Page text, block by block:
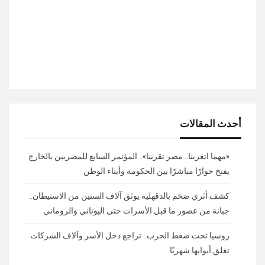
أحدث المقالات
«مهما اتغربنا.. مصر تقربنا».. المؤتمر السابع للمصريين بالخارج
يفتح حوارًا مباشرًا بين الحكومة وأبناء الوطن
كشف أثري ضخم بالدقهلية يوثق آلاف السنين من الاستيطان..
جبانة من عصور ما قبل الأسرات حتى اليوناني والروماني
روسيا تحت ضغط الحرب.. تراجع دخل الأسر وآلاف الشركات
تغلق أبوابها شهريًا